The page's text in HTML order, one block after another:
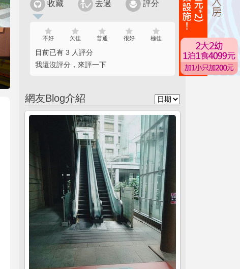
收藏 去過 評分
不好 欠佳 普通 很好 極佳
目前已有 3 人評分
我還沒評分，來評一下
網友Blog介紹